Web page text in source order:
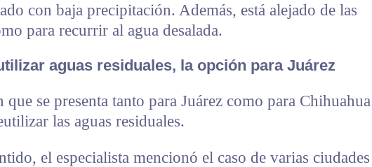
con baja precipitación. Además, está alejado de las
para recurrir al agua desalada.
aguas residuales, la opción para Juárez
que se presenta tanto para Juárez como para Chihuahua
las aguas residuales.
el especialista mencionó el caso de varias ciudades